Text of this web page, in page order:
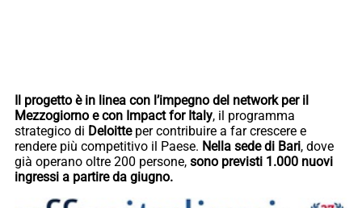
Il progetto è in linea con l’impegno del network per il
Mezzogiorno e con Impact for Italy, il programma
strategico di Deloitteper contribuire a far crescere e
rendere più competitivo il Paese. Nella sede di Bari, dove
già operano oltre 200 persone, sono previsti 1.000 nuovi
ingressi a partire da giugno.